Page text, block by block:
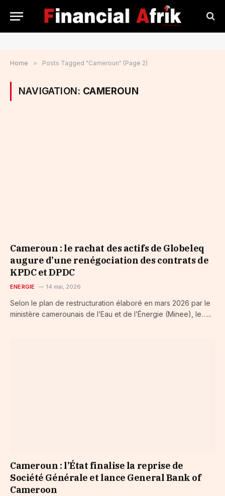
Home » Posts Tagged "Cameroun" (Page 2)
NAVIGATION: CAMEROUN
Cameroun : le rachat des actifs de Globeleq
augure d’une renégociation des contrats de
KPDC et DPDC
ENERGIE 14 mai, 2026
Selon le plan de restructuration élaboré en mars 2026 par le
ministère camerounais de l’Eau et de l’Énergie (Minee), le…...
Cameroun : l’État finalise la reprise de
Société Générale et lance General Bank of
Cameroon